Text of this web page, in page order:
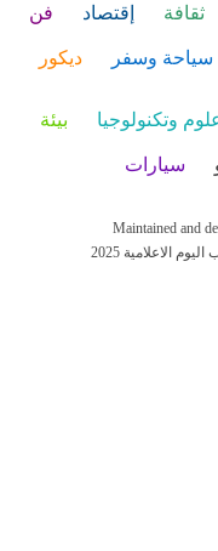
ثقافة إقتصاد فن
سياحة وسفر ديكور
وتكنولوجيا بيئة
سيارات
Maintained and